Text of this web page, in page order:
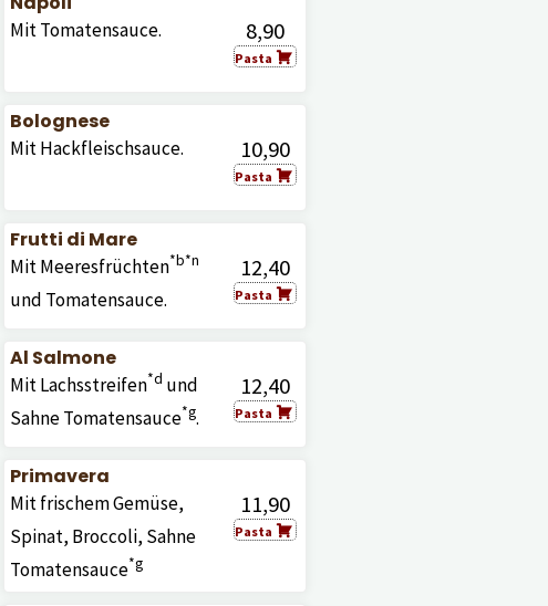
8,90
Pasta
Mit Tomatensauce.
Bolognese
10,90
Pasta
Mit Hackfleischsauce.
Frutti di Mare
12,40
Pasta
Mit Meeresfrüchten*b*n
und Tomatensauce.
Al Salmone
12,40
Pasta
Mit Lachsstreifen*d und
Sahne Tomatensauce*g.
Primavera
11,90
Pasta
Mit frischem Gemüse,
Spinat, Broccoli, Sahne
Tomatensauce*g